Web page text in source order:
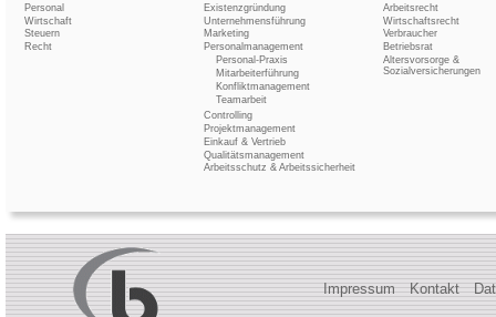
Personal
Wirtschaft
Steuern
Recht
Existenzgründung
Unternehmensführung
Marketing
Personalmanagement
Personal-Praxis
Mitarbeiterführung
Konfliktmanagement
Teamarbeit
Controlling
Projektmanagement
Einkauf & Vertrieb
Qualitätsmanagement
Arbeitsschutz & Arbeitssicherheit
Arbeitsrecht
Wirtschaftsrecht
Verbraucher
Betriebsrat
Altersvorsorge &
Sozialversicherungen
Impressum Kontakt